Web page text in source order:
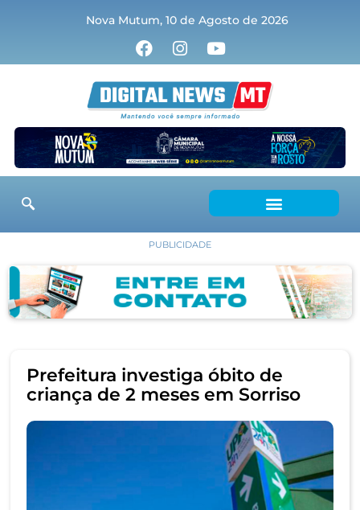
Nova Mutum, 10 de Agosto de 2026
PUBLICIDADE
Prefeitura investiga óbito de
criança de 2 meses em Sorriso